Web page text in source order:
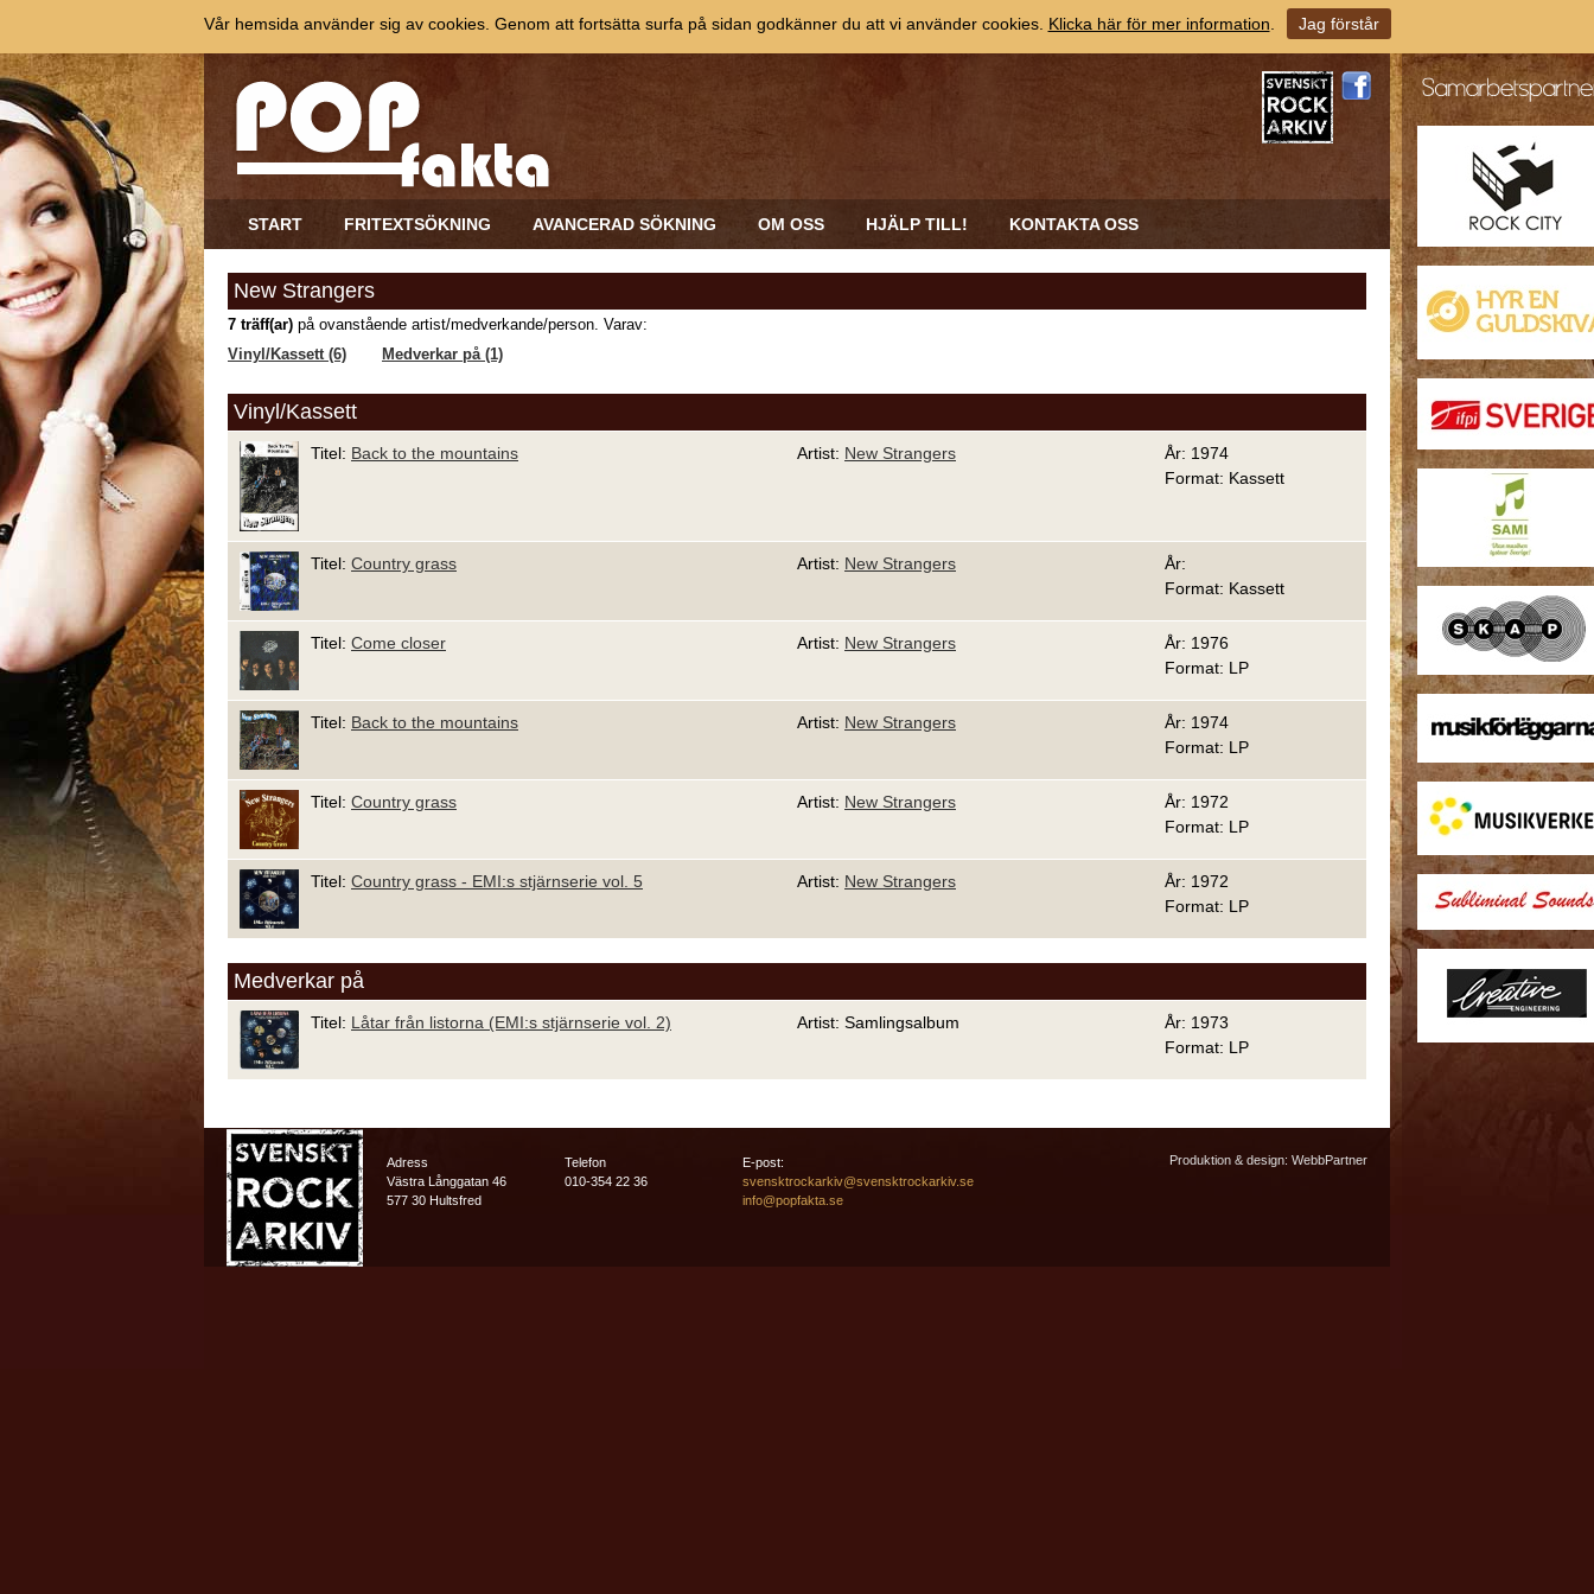
START FRITEXTSÖKNING AVANCERAD SÖKNING OM OSS HJÄLP TILL! KONTAKTA OSS
New Strangers
7 träff(ar) på ovanstående artist/medverkande/person. Varav:
Vinyl/Kassett (6)
Medverkar på (1)
Vinyl/Kassett
Titel: Back to the mountains Artist: New Strangers
År: 1974
Format: Kassett
Titel: Country grass Artist: New Strangers
År:
Format: Kassett
Titel: Come closer Artist: New Strangers
År: 1976
Format: LP
Titel: Back to the mountains Artist: New Strangers
År: 1974
Format: LP
Titel: Country grass Artist: New Strangers
År: 1972
Format: LP
Titel: Country grass - EMI:s stjärnserie vol. 5 Artist: New Strangers
År: 1972
Format: LP
Medverkar på
Titel: Låtar från listorna (EMI:s stjärnserie vol. 2) Artist: Samlingsalbum
År: 1973
Format: LP
Adress
Västra Långgatan 46
577 30 Hultsfred
Telefon
010-354 22 36
E-post:
svensktrockarkiv@svensktrockarkiv.se
info@popfakta.se
Produktion & design: WebbPartner
Vår hemsida använder sig av cookies. Genom att fortsätta surfa på sidan godkänner du att vi använder cookies. Klicka här för mer information Jag förstår